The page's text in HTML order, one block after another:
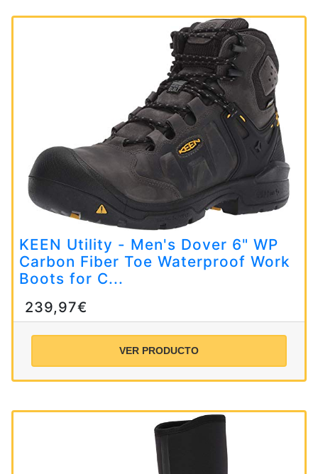
KEEN Utility - Men's Dover 6" WP
Carbon Fiber Toe Waterproof Work
Boots for C...
239,97€
VER PRODUCTO